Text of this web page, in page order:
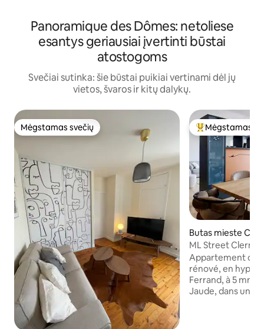
Panoramique des Dômes: netoliese
esantys geriausiai įvertinti būstai
atostogoms
Svečiai sutinka: šie būstai puikiai vertinami dėl jų
vietos, švaros ir kitų dalykų.
Mėgstamas svečių
Mėgstamas svečių Svečių
Mėgstamas
Butas mieste
and
ML Street
garažu
Appartement de
rénové, en
Ferrand, à 5 mn à
Jaude, dans une rue